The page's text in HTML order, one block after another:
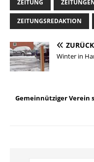
ZEITUNG
ZEITUNGSREDAKTION
ZURÜCK
Winter in
Gemeinnütziger Verein